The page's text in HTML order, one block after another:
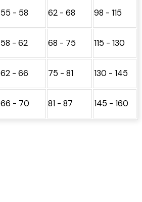
55 - 58 62 - 68 98 - 115
58 - 62 68 - 75 115 - 130
62 - 66 75 - 81 130 - 145
66 - 70 81 - 87 145 - 160